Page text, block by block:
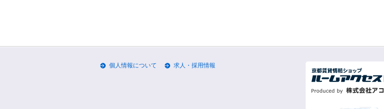
個人情報について
求人・採用情報